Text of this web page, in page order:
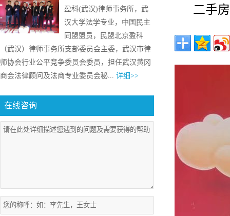
盈科(武汉)律师事务所，武
汉大学法学专业，中国民主
同盟盟员，民盟北京盈科
（武汉）律师事务所支部委员会主委，武汉市律
师协会行业公平竞争委员会委员，担任武汉黄冈
商会法律顾问及法商专业委员会秘... 详细>>
在线咨询
二手